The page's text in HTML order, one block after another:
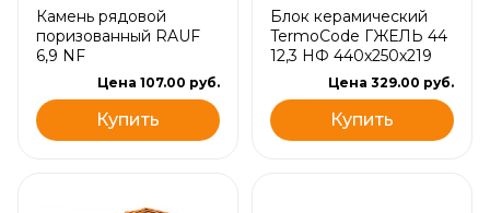
Камень рядовой
поризованный RAUF
6,9 NF
Цена 107.00 руб.
Купить
Блок керамический
TermoCode ГЖЕЛЬ 44
12,3 НФ 440х250х219
Цена 329.00 руб.
Купить